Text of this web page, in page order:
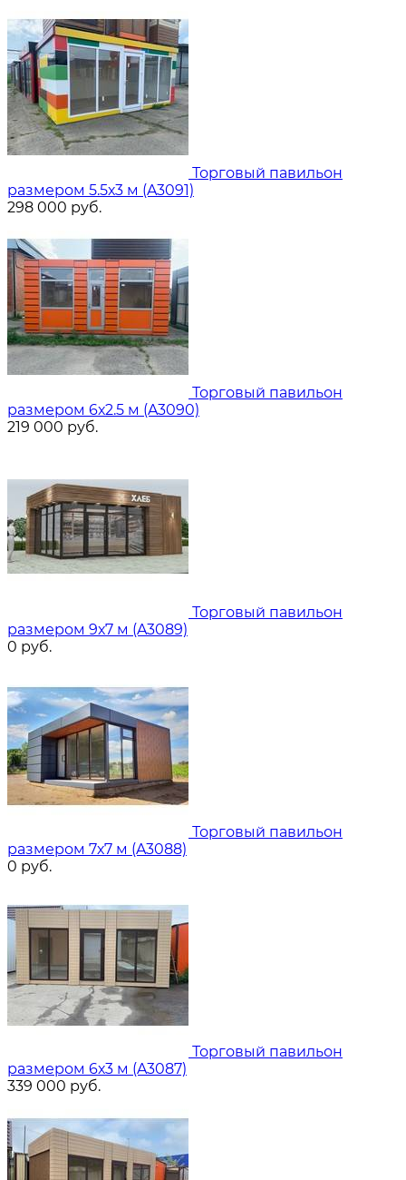
Торговый павильон
размером 5.5х3 м (A3091)
298 000 руб.
Торговый павильон
размером 6х2.5 м (A3090)
219 000 руб.
Торговый павильон
размером 9х7 м (A3089)
0 руб.
Торговый павильон
размером 7х7 м (A3088)
0 руб.
Торговый павильон
размером 6х3 м (A3087)
339 000 руб.